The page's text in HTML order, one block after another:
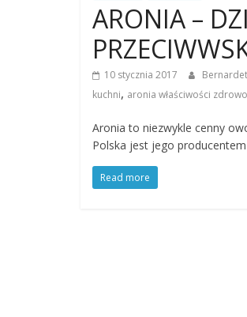
ARONIA –
10 stycznia 2017
kuchni, aronia właściwości
Aronia to niezwykle cenny
Polska jest jego
Read more